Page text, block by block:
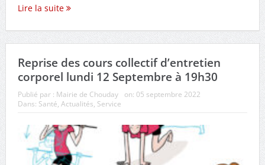
Lire la suite
Reprise des cours collectif d’entretien
corporel lundi 12 Septembre à 19h30
Publié par : Mairie de Chouday on: 05 septembre 2022
Dans: Santé, Actualités, Service